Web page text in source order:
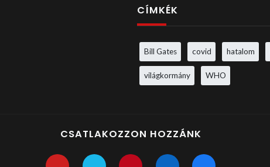
CÍMKÉK
Bill Gates covid hatalom
világkormány WHO
CSATLAKOZZON HOZZÁNK